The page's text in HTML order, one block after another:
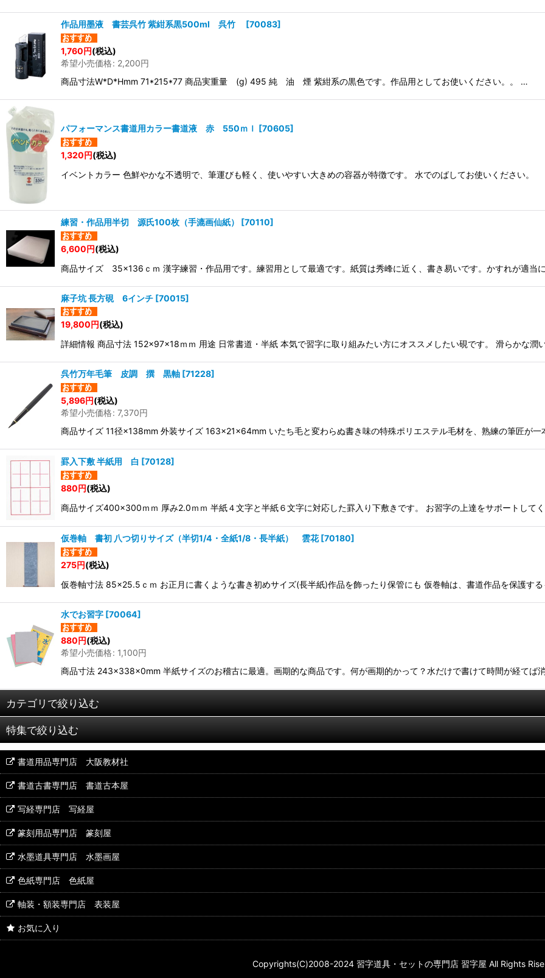
作品用墨液 書芸呉竹 紫紺系黒500ml 呉竹 [70083]
1,760円(税込)
希望小売価格: 2,200円
商品寸法W*D*Hmm 71*215*77 商品実重量 (g) 495 純 油 煙 紫紺系の黒色です。作品用としてお使いください。。 …
パフォーマンス書道用カラー書道液 赤 550ｍｌ [70605]
1,320円(税込)
イベントカラー 色鮮やかな不透明で、筆運びも軽く、使いやすい大きめの容器が特徴です。 水でのばしてお使いください。
練習・作品用半切 源氏100枚（手漉画仙紙） [70110]
6,600円(税込)
商品サイズ 35×136ｃｍ 漢字練習・作品用です。練習用として最適です。紙質は秀峰に近く、書き易いです。かすれが適当
麻子坑 長方硯 6インチ [70015]
19,800円(税込)
詳細情報 商品寸法 152×97×18ｍｍ 用途 日常書道・半紙 本気で習字に取り組みたい方にオススメしたい硯です。 滑らかな潤
呉竹万年毛筆 皮調 撰 黒軸 [71228]
5,896円(税込)
希望小売価格: 7,370円
商品サイズ 11径×138mm 外装サイズ 163×21×64mm いたち毛と変わらぬ書き味の特殊ポリエステル毛材を、熟練の筆匠が
罫入下敷 半紙用 白 [70128]
880円(税込)
商品サイズ400×300ｍｍ 厚み2.0ｍｍ 半紙４文字と半紙６文字に対応した罫入り下敷きです。 お習字の上達をサポートして
仮巻軸 書初 八つ切りサイズ（半切1/4・全紙1/8・長半紙） 雲花 [70180]
275円(税込)
仮巻軸寸法 85×25.5ｃｍ お正月に書くような書き初めサイズ(長半紙)作品を飾ったり保管にも 仮巻軸は、書道作品を保護す
水でお習字 [70064]
880円(税込)
希望小売価格: 1,100円
商品寸法 243×338×0mm 半紙サイズのお稽古に最適。画期的な商品です。何が画期的かって？水だけで書けて時間が経てば
カテゴリで絞り込む
大筆/太筆
中筆
小筆/細筆
唐筆/中国筆
書道パフォーマンス筆
特殊筆
特集で絞り込む
季節の書道具
書道用品専門店 大阪教材社
書道古書専門店 書道古本屋
写経専門店 写経屋
篆刻用品専門店 篆刻屋
水墨道具専門店 水墨画屋
色紙専門店 色紙屋
軸装・額装専門店 表装屋
お気に入り
Copyrights(C)2008-2024 習字道具・セットの専門店 習字屋 All Rights